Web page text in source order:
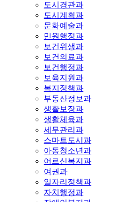
도시경관과
도시계획과
문화예술과
민원행정과
보건위생과
보건의료과
보건행정과
보육지원과
복지정책과
부동산정보과
생활보장과
생활체육과
세무관리과
스마트도시과
아동청소년과
어르신복지과
여권과
일자리정책과
자치행정과